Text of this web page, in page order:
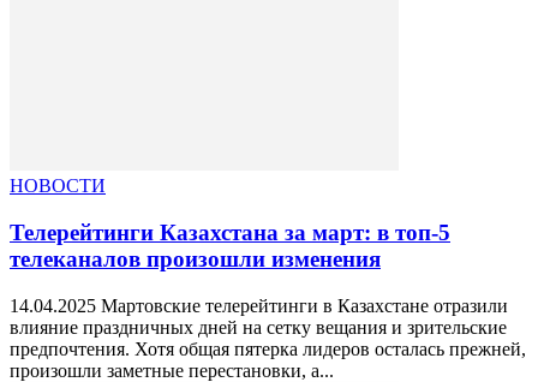
НОВОСТИ
Телерейтинги Казахстана за март: в топ-5
телеканалов произошли изменения
14.04.2025 Мартовские телерейтинги в Казахстане отразили
влияние праздничных дней на сетку вещания и зрительские
предпочтения. Хотя общая пятерка лидеров осталась прежней,
произошли заметные перестановки, а...